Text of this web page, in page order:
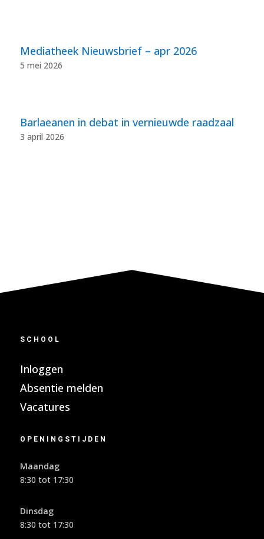
Mediatheek Nieuwsbrief – apr 2026
5 mei 2026
Barlaeanen in debat in vernieuwde raadzaal
3 april 2026
SCHOOL
Inloggen
Absentie melden
Vacatures
OPENINGSTIJDEN
Maandag
8:30 tot 17:30
Dinsdag
8:30 tot 17:30